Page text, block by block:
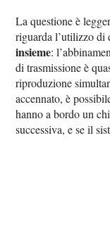
La questione è
riguarda l’utilizzo
insieme:
di trasmissione è
riproduzione
accennato, è
hanno a bordo un
successiva, e se il